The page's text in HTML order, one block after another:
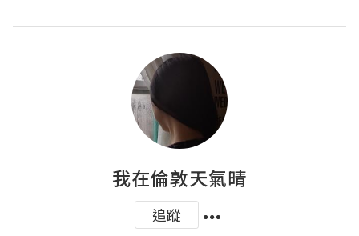
我在倫敦天氣晴
追蹤